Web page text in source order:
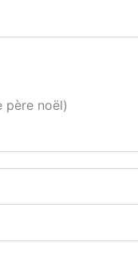
père noël)